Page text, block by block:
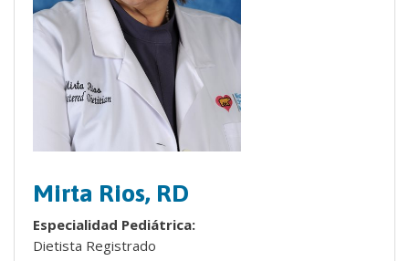
Mirta Rios, RD
Especialidad Pediátrica:
Dietista Registrado